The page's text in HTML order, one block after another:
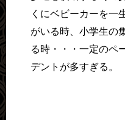
くにベビーカーを一
がいる時、小学生の
る時・・・一定のペ
デントが多すぎる。